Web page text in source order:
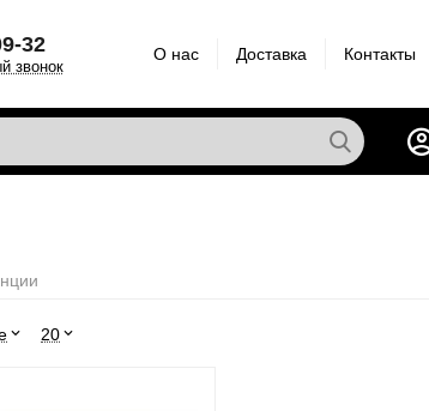
32
звонок
О нас Доставка Контакты
20